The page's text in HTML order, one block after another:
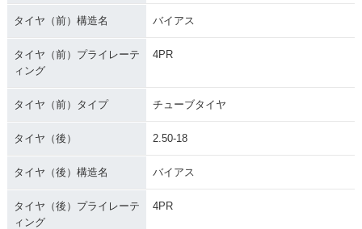
タイヤ（前）構造名 バイアス
タイヤ（前）プライレーテ
ィング
4PR
タイヤ（前）タイプ チューブタイヤ
タイヤ（後） 2.50-18
タイヤ（後）構造名 バイアス
タイヤ（後）プライレーテ
ィング
4PR